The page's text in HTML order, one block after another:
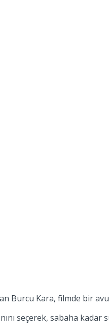
Burcu Kara, filmde bir
seçerek, sabaha kadar